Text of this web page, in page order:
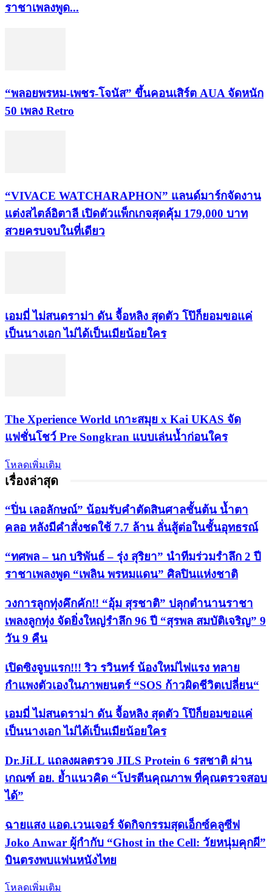
ราชาเพลงพูด...
“พลอยพรหม-เพชร-โจนัส” ขึ้นคอนเสิร์ต AUA จัดหนัก
50 เพลง Retro
“VIVACE WATCHARAPHON” แลนด์มาร์กจัดงาน
แต่งสไตล์อิตาลี เปิดตัวแพ็กเกจสุดคุ้ม 179,000 บาท
สวยครบจบในที่เดียว
เอมมี่ ไม่สนดราม่า ดัน จื้อหลิง สุดตัว โป๊ก็ยอมขอแค่
เป็นนางเอก ไม่ได้เป็นเมียน้อยใคร
​The Xperience World เกาะสมุย x Kai UKAS จัด
แฟชั่นโชว์ Pre Songkran แบบเล่นน้ำก่อนใคร
โหลดเพิ่มเติม
เรื่องล่าสุด
“ปิ่น เลอลักษณ์” น้อมรับคำตัดสินศาลชั้นต้น น้ำตา
คลอ หลังมีคำสั่งชดใช้ 7.7 ล้าน ลั่นสู้ต่อในชั้นอุทธรณ์
“ทศพล – นก บริพันธ์ – รุ่ง สุริยา” นำทีมร่วมรำลึก 2 ปี
ราชาเพลงพูด “เพลิน พรหมแดน” ศิลปินแห่งชาติ
วงการลูกทุ่งคึกคัก!! “อุ้ม สุรชาติ” ปลุกตำนานราชา
เพลงลูกทุ่ง จัดยิ่งใหญ่รำลึก 96 ปี “สุรพล สมบัติเจริญ” 9
วัน 9 คืน
เปิดซิงจูบแรก!!! ริว รวินทร์ น้องใหม่ไฟแรง ทลาย
กำแพงตัวเองในภาพยนตร์ “SOS ก้าวผิดชีวิตเปลี่ยน“
เอมมี่ ไม่สนดราม่า ดัน จื้อหลิง สุดตัว โป๊ก็ยอมขอแค่
เป็นนางเอก ไม่ได้เป็นเมียน้อยใคร
Dr.JiLL แถลงผลตรวจ JILS Protein 6 รสชาติ ผ่าน
เกณฑ์ อย. ย้ำแนวคิด “โปรตีนคุณภาพ ที่คุณตรวจสอบ
ได้”
ฉายแสง แอด.เวนเจอร์ จัดกิจกรรมสุดเอ็กซ์คลูซีฟ
Joko Anwar ผู้กำกับ “Ghost in the Cell: วัยหนุ่มคุกผี”
บินตรงพบแฟนหนังไทย
โหลดเพิ่มเติม